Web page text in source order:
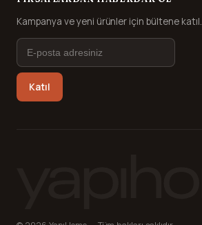
Kampanya ve yeni ürünler için bültene katıl.
Katıl